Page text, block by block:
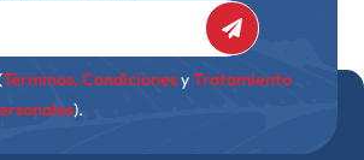
Términos, CondicionesyTratamiento
).